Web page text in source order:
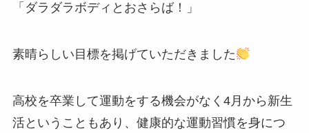
「ダラダラボディとおさらば！」
素晴らしい目標を掲げていただきました
高校を卒業して運動をする機会がなく4月から新生
活ということもあり、健康的な運動習慣を身につ